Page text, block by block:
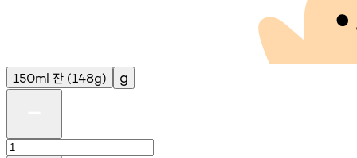
150ml 잔 (148g) g